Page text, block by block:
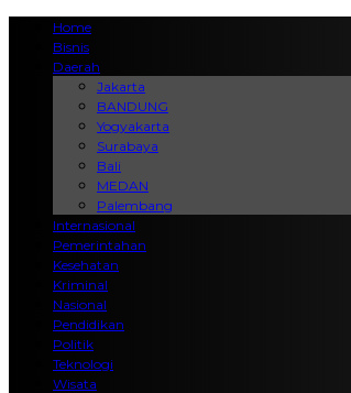
Home
Bisnis
Daerah
Jakarta
BANDUNG
Yogyakarta
Surabaya
Bali
MEDAN
Palembang
Internasional
Pemerintahan
Kesehatan
Kriminal
Nasional
Pendidikan
Politik
Teknologi
Wisata